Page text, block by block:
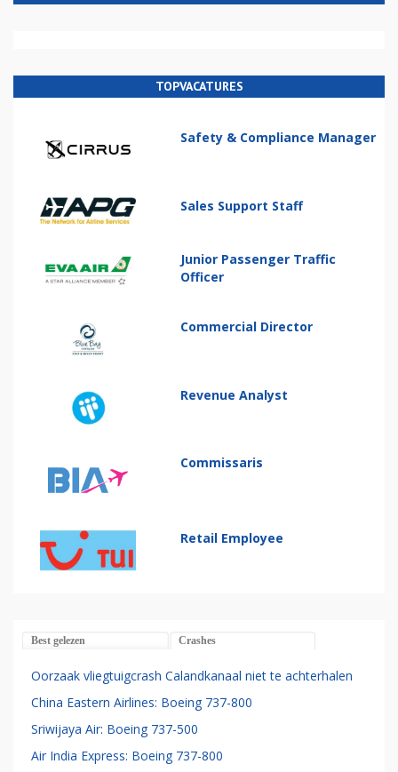
TOPVACATURES
Safety & Compliance Manager
Sales Support Staff
Junior Passenger Traffic
Officer
Commercial Director
Revenue Analyst
Commissaris
Retail Employee
Best gelezen Crashes
Oorzaak vliegtuigcrash Calandkanaal niet te achterhalen
China Eastern Airlines: Boeing 737-800
Sriwijaya Air: Boeing 737-500
Air India Express: Boeing 737-800